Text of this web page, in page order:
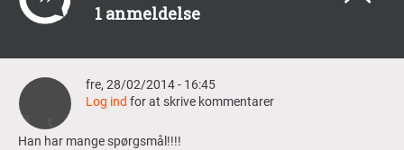
1 anmeldelse
fre, 28/02/2014 - 16:45
Log ind for at skrive kommentarer
Han har mange spørgsmål!!!!